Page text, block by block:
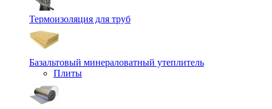
Термоизоляция для труб
Базальтовый минераловатный утеплитель
Плиты